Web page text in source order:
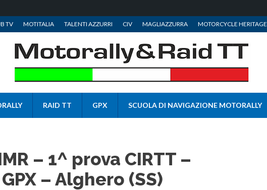
TV MOTITALIA TALENTI AZZURRI CIV MAGLIAZZURRA MOTORCYCLE HERITAGE
RAID TT GPX SCUOLA DI NAVIGAZIONE MOTORALLY
– 1^ prova CIRTT –
– Alghero (SS)